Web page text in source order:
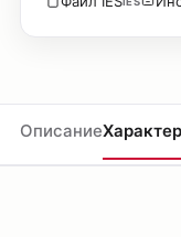
Описание